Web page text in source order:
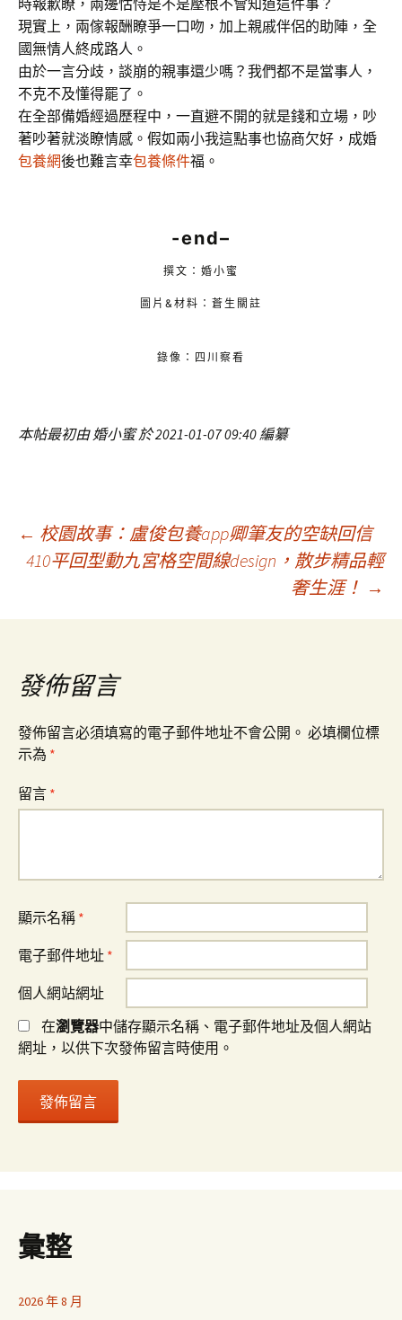
時報歉瞭，兩邊怙恃是不是壓根不會知道這件事？
現實上，兩傢報酬瞭爭一口吻，加上親戚伴侶的助陣，全
國無情人終成路人。
由於一言分歧，談崩的親事還少嗎？我們都不是當事人，
不克不及懂得罷了。
在全部備婚經過歷程中，一直避不開的就是錢和立場，吵
著吵著就淡瞭情感。假如兩小我這點事也協商欠好，成婚
包養網後也難言幸包養條件福。
-end–
撰文：婚小蜜
圖片&材料：蒼生關註
錄像：四川察看
本帖最初由 婚小蜜 於 2021-01-07 09:40 編纂
文
導
覽
← 校園故事：盧俊包養app卿筆友的空缺回信
410平回型動九宮格空間線design，散步精品輕
奢生涯！ →
發佈留言
發佈留言必須填寫的電子郵件地址不會公開。 必填欄位標
示為 *
留言 *
顯示名稱 *
電子郵件地址 *
個人網站網址
在瀏覽器中儲存顯示名稱、電子郵件地址及個人網站
網址，以供下次發佈留言時使用。
彙整
2026 年 8 月